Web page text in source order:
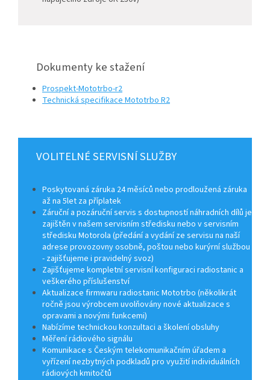
Dokumenty ke stažení
Prospekt-Mototrbo-r2
Technická specifikace Mototrbo R2
VOLITELNÉ SERVISNÍ SLUŽBY
Poskytovaná záruka 24 měsíců nebo prodloužená záruka
až na 5let za příplatek
Záruční a pozáruční servis s dostupností náhradních dílů je
zajištěn v našem servisním středisku nebo v servisním
středisku Motorola (předání a vydání ze servisu na naší
adrese provozovny osobně, poštou nebo kurýrní službou
- zajišťujeme i pravidelný svoz)
Zajišťujeme kompletní servisní konfiguraci radiostanic a
veškerého příslušenství
Aktualizace firmwaru radiostanic Mototrbo (několikrát
ročně jsou výrobcem uvolňovány nové aktualizace s
opravami a novými funkcemi)
Nabízíme technickou konzultaci a školení obsluhy
Měření rádiového signálu
Komunikace s Českým telekomunikačním úřadem a
vyřízení nezbytných podkladů pro využití individuálních
rádiových kmitočtů